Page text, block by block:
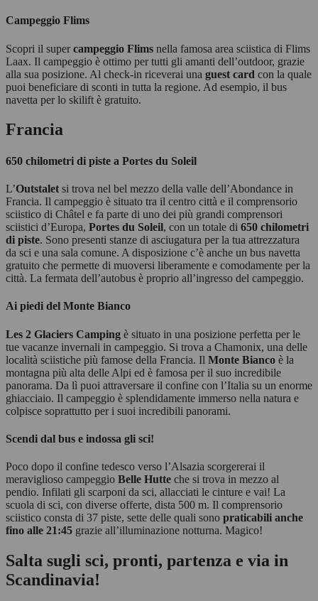
Campeggio Flims
Scopri il super campeggio Flims nella famosa area sciistica di Flims
Laax. Il campeggio è ottimo per tutti gli amanti dell’outdoor, grazie
alla sua posizione. Al check-in riceverai una guest card con la quale
puoi beneficiare di sconti in tutta la regione. Ad esempio, il bus
navetta per lo skilift è gratuito.
Francia
650 chilometri di piste a Portes du Soleil
L’Outstalet si trova nel bel mezzo della valle dell’Abondance in
Francia. Il campeggio è situato tra il centro città e il comprensorio
sciistico di Châtel e fa parte di uno dei più grandi comprensori
sciistici d’Europa, Portes du Soleil, con un totale di 650 chilometri
di piste. Sono presenti stanze di asciugatura per la tua attrezzatura
da sci e una sala comune. A disposizione c’è anche un bus navetta
gratuito che permette di muoversi liberamente e comodamente per la
città. La fermata dell’autobus è proprio all’ingresso del campeggio.
Ai piedi del Monte Bianco
Les 2 Glaciers Camping è situato in una posizione perfetta per le
tue vacanze invernali in campeggio. Si trova a Chamonix, una delle
località sciistiche più famose della Francia. Il Monte Bianco è la
montagna più alta delle Alpi ed è famosa per il suo incredibile
panorama. Da lì puoi attraversare il confine con l’Italia su un enorme
ghiacciaio. Il campeggio è splendidamente immerso nella natura e
colpisce soprattutto per i suoi incredibili panorami.
Scendi dal bus e indossa gli sci!
Poco dopo il confine tedesco verso l’Alsazia scorgererai il
meraviglioso campeggio Belle Hutte che si trova in mezzo al
pendio. Infilati gli scarponi da sci, allacciati le cinture e vai! La
scuola di sci, con diverse offerte, dista 500 m. Il comprensorio
sciistico consta di 37 piste, sette delle quali sono praticabili anche
fino alle 21:45 grazie all’illuminazione notturna. Magico!
Salta sugli sci, pronti, partenza e via in
Scandinavia!